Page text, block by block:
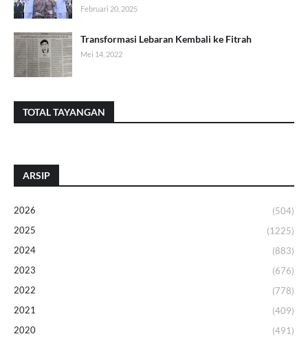
Februari 20, 2025
Transformasi Lebaran Kembali ke Fitrah
Mei 14, 2022
TOTAL TAYANGAN
ARSIP
2026
(504)
2025
(1225)
2024
(883)
2023
(676)
2022
(778)
2021
(409)
2020
(491)